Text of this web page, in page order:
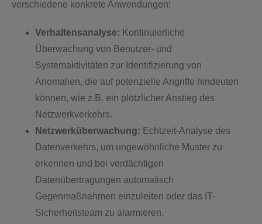
verschiedene konkrete Anwendungen:
Verhaltensanalyse: Kontinuierliche
Überwachung von Benutzer- und
Systemaktivitäten zur Identifizierung von
Anomalien, die auf potenzielle Angriffe hindeuten
können, wie z.B. ein plötzlicher Anstieg des
Netzwerkverkehrs.
Netzwerküberwachung: Echtzeit-Analyse des
Datenverkehrs, um ungewöhnliche Muster zu
erkennen und bei verdächtigen
Datenübertragungen automatisch
Gegenmaßnahmen einzuleiten oder das IT-
Sicherheitsteam zu alarmieren.